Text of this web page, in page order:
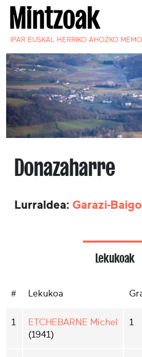
IPAR EUSKAL HERRIKO AHOZKO
Donazaharre
Lurraldea: Garazi-
Lekukoak
# Lekukoa
1
ETCHEBARNE Michel
(1941)
1